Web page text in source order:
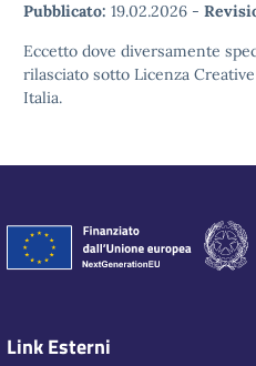
Pubblicato: 19.02.2026 -
Eccetto dove diversamente
rilasciato sotto Licenza
Italia.
Link Esterni